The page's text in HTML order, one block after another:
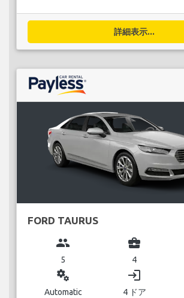
詳細表示...
FORD TAURUS
group
5
business_center
4
miscellaneous_services
Automatic
login
4 ドア